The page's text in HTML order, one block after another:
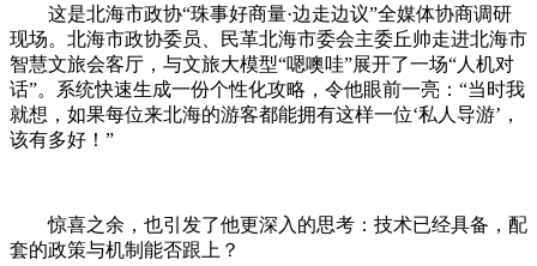
这是北海市政协“珠事好商量·边走边议”全媒体协商调研
现场。 北海市政协委员、民革北海市委会主委丘帅走进北海市
智慧文旅会客厅，与文旅大模型“嗯噢哇”展开了一场“人机对
话”。系统快速生成一份个性化攻略，令他眼前一亮：“当时我
就想，如果每位来北海的游客都能拥有这样一位‘私人导游’，
该有多好！”
惊喜之余，也引发了他更深入的思考：技术已经具备，配
套的政策与机制能否跟上？